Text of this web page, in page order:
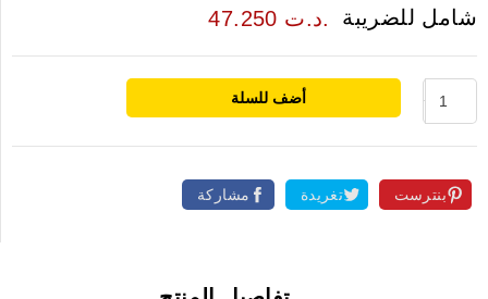
47.250 د.ت. شامل للضريبة
أضف للسلة
مشاركة تغريدة بنترست